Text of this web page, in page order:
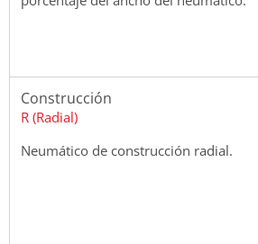
Construcción
R (Radial)
Neumático de construcción radial.